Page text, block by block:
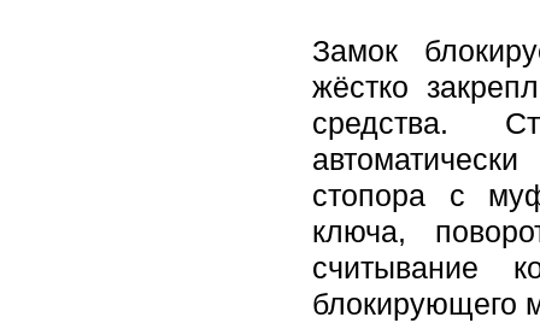
Замок
жёстко
средства.
стопора с
ключа,
считывание
блокирующего